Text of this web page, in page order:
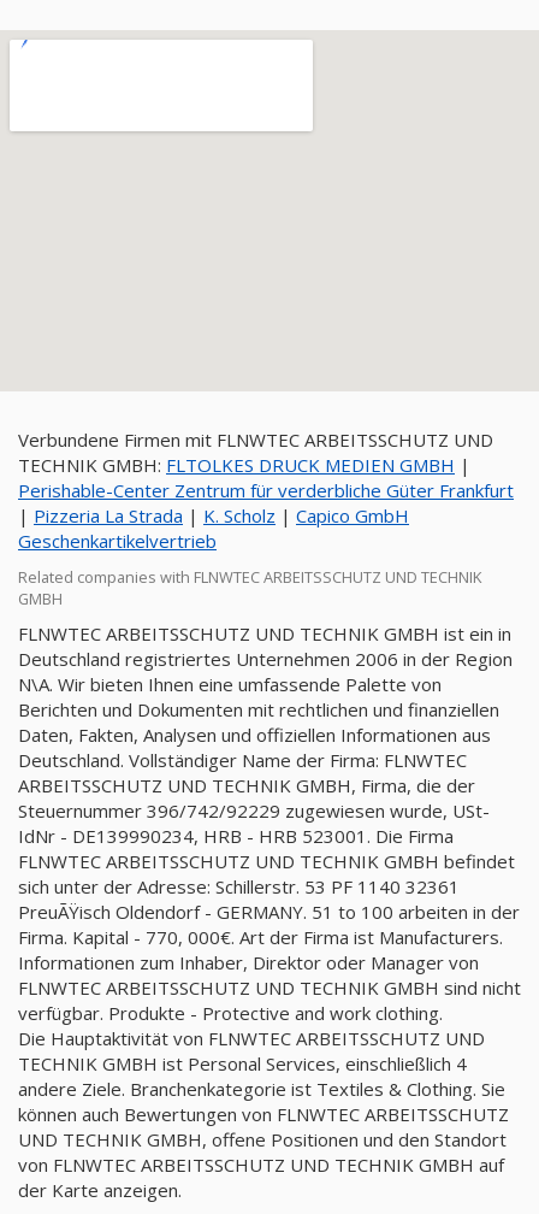
Verbundene Firmen mit FLNWTEC ARBEITSSCHUTZ UND
TECHNIK GMBH: FLTOLKES DRUCK MEDIEN GMBH |
Perishable-Center Zentrum für verderbliche Güter Frankfurt
| Pizzeria La Strada | K. Scholz | Capico GmbH
Geschenkartikelvertrieb
Related companies with FLNWTEC ARBEITSSCHUTZ UND TECHNIK
GMBH
FLNWTEC ARBEITSSCHUTZ UND TECHNIK GMBH ist ein in
Deutschland registriertes Unternehmen 2006 in der Region
N\A. Wir bieten Ihnen eine umfassende Palette von
Berichten und Dokumenten mit rechtlichen und finanziellen
Daten, Fakten, Analysen und offiziellen Informationen aus
Deutschland. Vollständiger Name der Firma: FLNWTEC
ARBEITSSCHUTZ UND TECHNIK GMBH, Firma, die der
Steuernummer 396/742/92229 zugewiesen wurde, USt-
IdNr - DE139990234, HRB - HRB 523001. Die Firma
FLNWTEC ARBEITSSCHUTZ UND TECHNIK GMBH befindet
sich unter der Adresse: Schillerstr. 53 PF 1140 32361
PreuÃŸisch Oldendorf - GERMANY. 51 to 100 arbeiten in der
Firma. Kapital - 770, 000€. Art der Firma ist Manufacturers.
Informationen zum Inhaber, Direktor oder Manager von
FLNWTEC ARBEITSSCHUTZ UND TECHNIK GMBH sind nicht
verfügbar. Produkte - Protective and work clothing.
Die Hauptaktivität von FLNWTEC ARBEITSSCHUTZ UND
TECHNIK GMBH ist Personal Services, einschließlich 4
andere Ziele. Branchenkategorie ist Textiles & Clothing. Sie
können auch Bewertungen von FLNWTEC ARBEITSSCHUTZ
UND TECHNIK GMBH, offene Positionen und den Standort
von FLNWTEC ARBEITSSCHUTZ UND TECHNIK GMBH auf
der Karte anzeigen.